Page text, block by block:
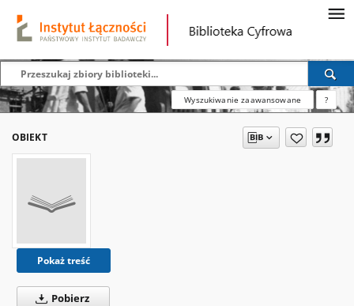
Wyszukiwanie zaawansowane ?
OBIEKT
Pokaż treść
Pobierz